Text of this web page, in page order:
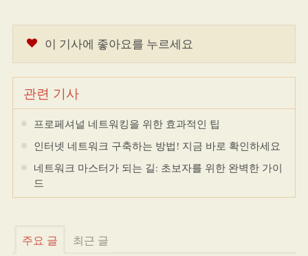
이 기사에 좋아요를 누르세요
관련 기사
프로페셔널 네트워킹을 위한 효과적인 팁
인터넷 네트워크 구축하는 방법! 지금 바로 확인하세요
네트워크 마스터가 되는 길: 초보자를 위한 완벽한 가이
드
주요 글 최근 글